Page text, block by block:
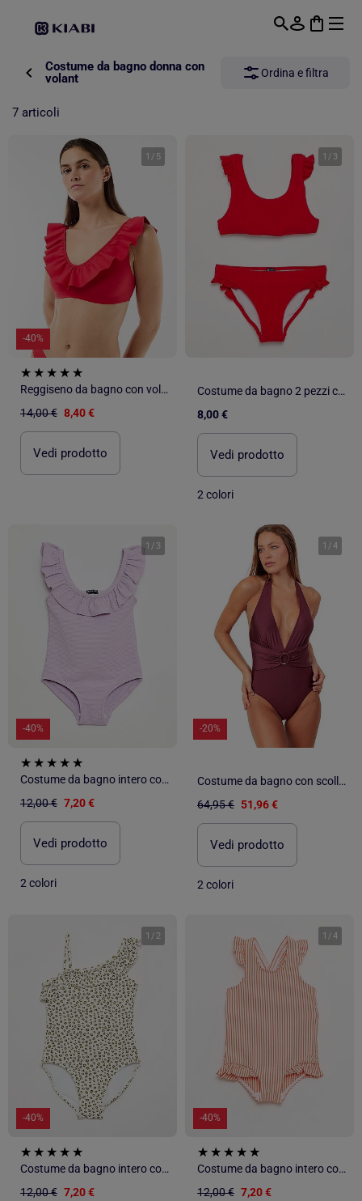
Costume da bagno donna con
volant
Ordina e filtra
7 articoli
1 / 5
-40%
Reggiseno da bagno con volant in microfibra morbida
14,00 € 8,40 €
Vedi prodotto
1 / 3
Costume da bagno 2 pezzi con volant
8,00 €
Vedi prodotto
2 colori
1 / 3
-40%
Costume da bagno intero con volant
12,00 € 7,20 €
Vedi prodotto
2 colori
1 /4
-20%
Costume da bagno con scollo a V da donna ADMAS Purple Sunset
64,95 € 51,96 €
Vedi prodotto
2 colori
1 / 2
-40%
Costume da bagno intero con volant
12,00 € 7,20 €
1 /4
-40%
Costume da bagno intero con volant
12,00 € 7,20 €